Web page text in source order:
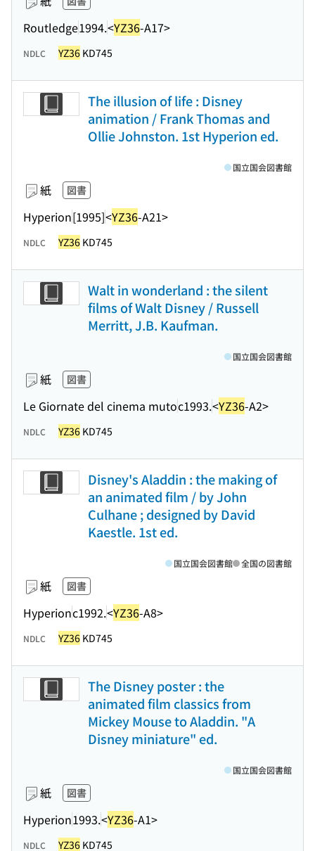
Routledge1994.<YZ36-A17>
NDLC YZ36 KD745
The illusion of life : Disney
animation / Frank Thomas and
Ollie Johnston. 1st Hyperion ed.
紙 図書
Hyperion[1995]<YZ36-A21>
国立国会図書館
NDLC YZ36 KD745
Walt in wonderland : the silent
films of Walt Disney / Russell
Merritt, J.B. Kaufman.
紙 図書
Le Giornate del cinema mutoc1993.<YZ36-A2>
国立国会図書館
NDLC YZ36 KD745
Disney's Aladdin : the making of
an animated film / by John
Culhane ; designed by David
Kaestle. 1st ed.
紙 図書
Hyperionc1992.<YZ36-A8>
国立国会図書館 全国の図書館
NDLC YZ36 KD745
The Disney poster : the
animated film classics from
Mickey Mouse to Aladdin. "A
Disney miniature" ed.
紙 図書
Hyperion1993.<YZ36-A1>
国立国会図書館
NDLC YZ36 KD745